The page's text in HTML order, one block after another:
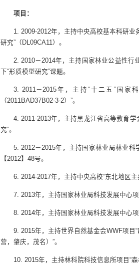
项目：
1. 2009-2012年，主持中央高校基本科研
研究”（DL09CA11）。
2. 2010－2014年，主持国家林业公益性行
下“形质模型研究”课题。
3. 2011－2015年，主持“十二五”国
（2011BAD37B02-3-2）”。
4. 2011-2013年，主持黑龙江省高等教育
究”。
5. 2012－2015年，主持国家林业局林业
【2012】48号。
6. 2014-2017年，主持中央高校“东北地区
7. 2013年，主持国家林业局科技发展中心项
8. 2014年，主持国家林业局科技发展中心项
9. 2015年，主持世界自然基金会WWF项
营，肇庆，茂名）”。
10. 2015年，主持林科院科技信息所项目“森